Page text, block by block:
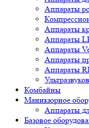
Аппараты
Аппараты
Аппараты
Аппараты
Аппараты
Аппараты
Комбайны
Маникюрное
Аппараты
Базовое